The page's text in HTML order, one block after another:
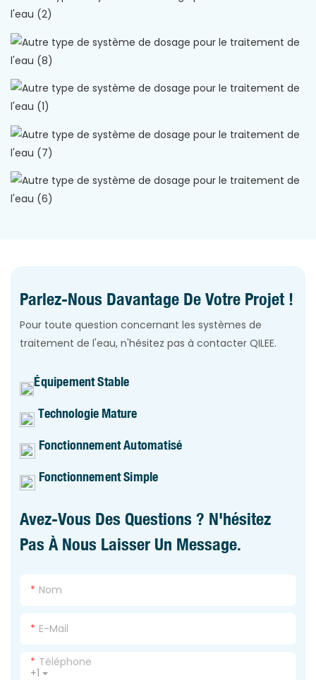
Parlez-Nous Davantage De Votre Projet !
Pour toute question concernant les systèmes de
traitement de l'eau, n'hésitez pas à contacter QILEE.
Équipement Stable
Technologie Mature
Fonctionnement Automatisé
Fonctionnement Simple
Avez-Vous Des Questions ? N'hésitez
Pas À Nous Laisser Un Message.
Nom
E-Mail
+1
Téléphone